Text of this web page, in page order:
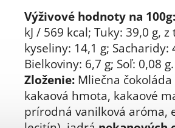
Výživové hodnoty na 100g:
kJ / 569 kcal; Tuky: 39,0 g,
kyseliny: 14,1 g; Sacharidy:
Bielkoviny: 6,7 g; Soľ: 0,08 g.
Zloženie: Mliečna
kakaová hmota, kakaové
prírodná vanilková aróma,